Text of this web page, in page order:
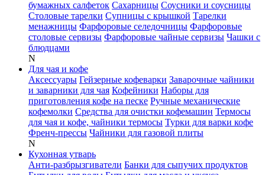
бумажных салфеток Сахарницы Соусники и соусницы
Столовые тарелки Супницы с крышкой Тарелки
менажницы Фарфоровые селедочницы Фарфоровые
столовые сервизы Фарфоровые чайные сервизы Чашки с
блюдцами
N
Для чая и кофе
Аксессуары Гейзерные кофеварки Заварочные чайники
и заварники для чая Кофейники Наборы для
приготовления кофе на песке Ручные механические
кофемолки Средства для очистки кофемашин Термосы
для чая и кофе, чайники термосы Турки для варки кофе
Френч-прессы Чайники для газовой плиты
N
Кухонная утварь
Анти-разбрызгиватели Банки для сыпучих продуктов